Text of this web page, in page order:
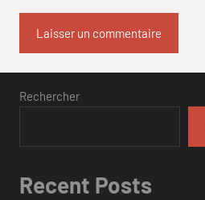
Rechercher
Recent Posts